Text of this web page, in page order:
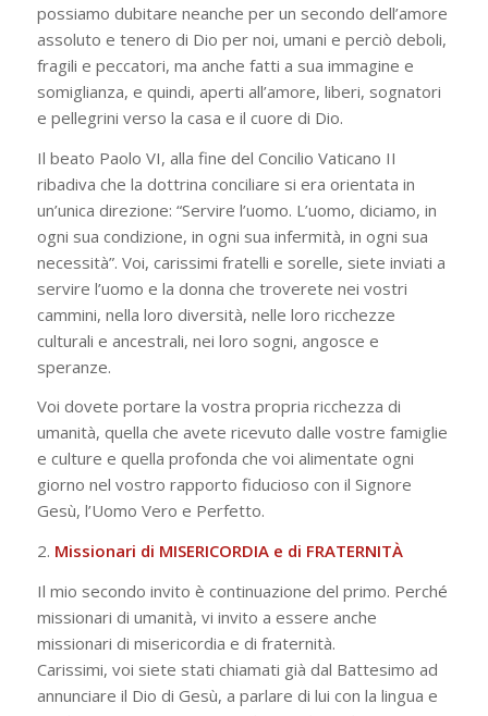
possiamo dubitare neanche per un secondo dell’amore
assoluto e tenero di Dio per noi, umani e perciò deboli,
fragili e peccatori, ma anche fatti a sua immagine e
somiglianza, e quindi, aperti all’amore, liberi, sognatori
e pellegrini verso la casa e il cuore di Dio.
Il beato Paolo VI, alla fine del Concilio Vaticano II
ribadiva che la dottrina conciliare si era orientata in
un’unica direzione: “Servire l’uomo. L’uomo, diciamo, in
ogni sua condizione, in ogni sua infermità, in ogni sua
necessità”. Voi, carissimi fratelli e sorelle, siete inviati a
servire l’uomo e la donna che troverete nei vostri
cammini, nella loro diversità, nelle loro ricchezze
culturali e ancestrali, nei loro sogni, angosce e
speranze.
Voi dovete portare la vostra propria ricchezza di
umanità, quella che avete ricevuto dalle vostre famiglie
e culture e quella profonda che voi alimentate ogni
giorno nel vostro rapporto fiducioso con il Signore
Gesù, l’Uomo Vero e Perfetto.
2. Missionari di MISERICORDIA e di FRATERNITÀ
Il mio secondo invito è continuazione del primo. Perché
missionari di umanità, vi invito a essere anche
missionari di misericordia e di fraternità.
Carissimi, voi siete stati chiamati già dal Battesimo ad
annunciare il Dio di Gesù, a parlare di lui con la lingua e